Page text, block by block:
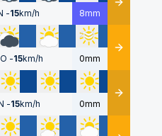
-15km/h 8mm Détails
-15km/h 0mm Détails
-15km/h 0mm Détails